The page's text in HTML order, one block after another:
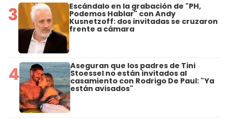
3 Escándalo en la grabación de "PH,
Podemos Hablar" con Andy
Kusnetzoff: dos invitadas se cruzaron
frente a cámara
4 Aseguran que los padres de Tini
Stoessel no están invitados al
casamiento con Rodrigo De Paul: "Ya
están avisados"